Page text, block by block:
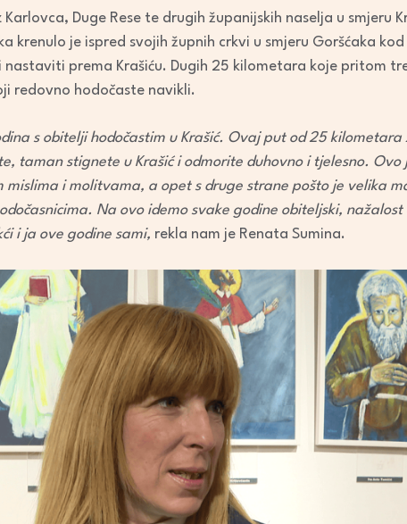
keys
volume.
Duge Rese te drugih županijskih naselja u smjeru
krenulo je ispred svojih župnih crkvi u smjeru Goršćaka kod
prema Krašiću. Dugih 25 kilometara koje pritom
redovno hodočaste navikli.
s obitelji hodočastim u Krašić. Ovaj put od 25
taman stignete u Krašić i odmorite duhovno i tjelesno.
mislima i molitvama, a opet s druge strane pošto je velika
Na ovo idemo svake godine obiteljski, nažalost
i ja ove godine sami, rekla nam je Renata Sumina.